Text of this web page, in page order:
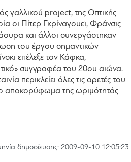
γαλλικού project, της Οπτικής
οι Πίτερ Γκρίναγουεϊ, Φράνσις
και άλλοι συνεργάστηκαν
του έργου σημαντικών
επέλεξε τον Κάφκα,
συγγραφέα του 20ου αιώνα.
περικλείει όλες τις αρετές του
αποκορύφωμα της ωριμότητάς
δημοσίευσης: 2009-09-10 12:05:23